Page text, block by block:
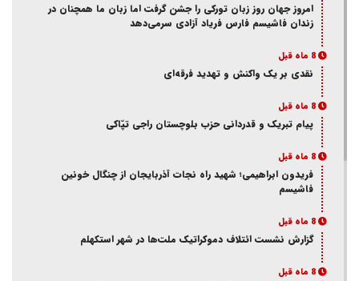
امروز جهان روز زبان تورکی را جشن گرفت اما زبان ما همچنان در
زندان فاشیسم فارس فریاد آزادی سر‌می‌دهد
8 ماه قبل
نقدی بر یک واکنش و‌ تهدید فرقه‌ای
8 ماه قبل
پیام تبریک و قدردانی حزب بلوچستان راجی تپّاکی
8 ماه قبل
فریدون ابراهیمی؛ شهید راه نجات آذربایجان از چنگال خونین
فاشیسم
8 ماه قبل
گزارش نشست ائتلاف دموکراتیک ملت‌ها در شهر استکهلم
8 ماه قبل